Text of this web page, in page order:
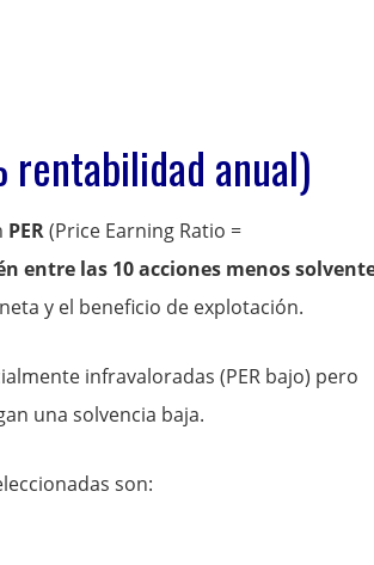
anual)
PER(Price Earning Ratio =
entre las 10 acciones menos
y el beneficio de explotación.
infravaloradas (PER bajo) pero
una solvencia baja.
son: